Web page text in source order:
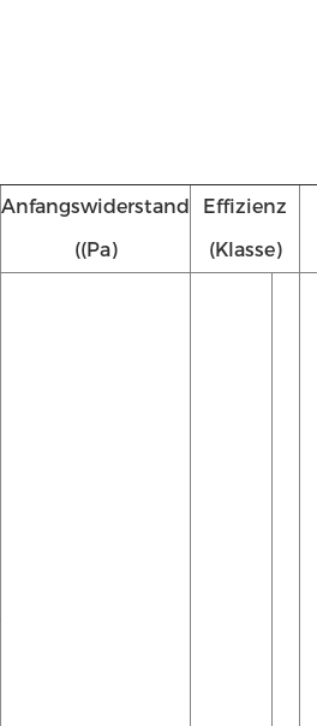
Anfangswiderstand
((Pa)
Effizienz
(Klasse)